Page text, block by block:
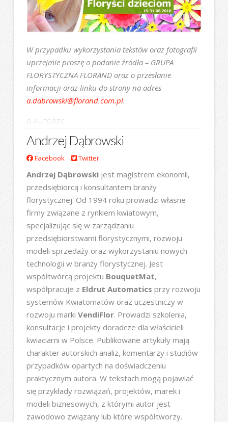
W przypadku wykorzystania tekstów oraz fotografii
uprzejmie proszę o podanie źródła – GRUPA
FLORYSTYCZNA FLORAND oraz o przesłanie
informacji oraz linku do strony na adres
a.dabrowski@florand.com.pl.
O AUTORZE
Andrzej Dąbrowski
Facebook Twitter
Andrzej Dąbrowskijest magistrem ekonomii,
przedsiębiorcą i konsultantem branży
florystycznej. Od 1994 roku prowadzi własne
firmy związane z rynkiem kwiatowym,
specjalizując się w zarządzaniu
przedsiębiorstwami florystycznymi, rozwoju
modeli sprzedaży oraz wykorzystaniu nowych
technologii w branży florystycznej. Jest
współtwórcą projektu BouquetMat,
współpracuje z Eldrut Automatics przy rozwoju
systemów Kwiatomatów oraz uczestniczy w
rozwoju marki VendiFlor. Prowadzi szkolenia,
konsultacje i projekty doradcze dla właścicieli
kwiaciarni w Polsce. Publikowane artykuły mają
charakter autorskich analiz, komentarzy i studiów
przypadków opartych na doświadczeniu
praktycznym autora. W tekstach mogą pojawiać
się przykłady rozwiązań, projektów, marek i
modeli biznesowych, z którymi autor jest
zawodowo związany lub które współtworzy.